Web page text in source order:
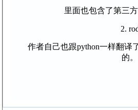
里面也包含了第三
2.
作者自己也跟python一样翻译
的。